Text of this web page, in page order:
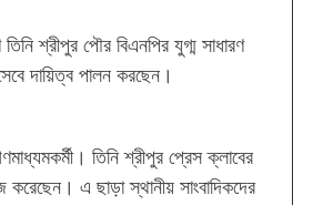
তিনি শ্রীপুর পৌর বিএনপির যুগ্ম সাধারণ
দায়িত্ব পালন করছেন।
তিনি শ্রীপুর প্রেস ক্লাবের
করেছেন। এ ছাড়া স্থানীয় সাংবাদিকদের